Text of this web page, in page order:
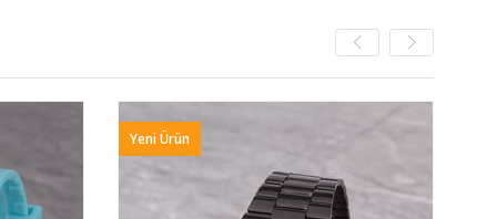
Yeni Ürün